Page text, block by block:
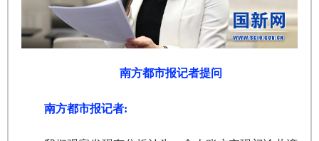
南方都市报记者提问
南方都市报记者: